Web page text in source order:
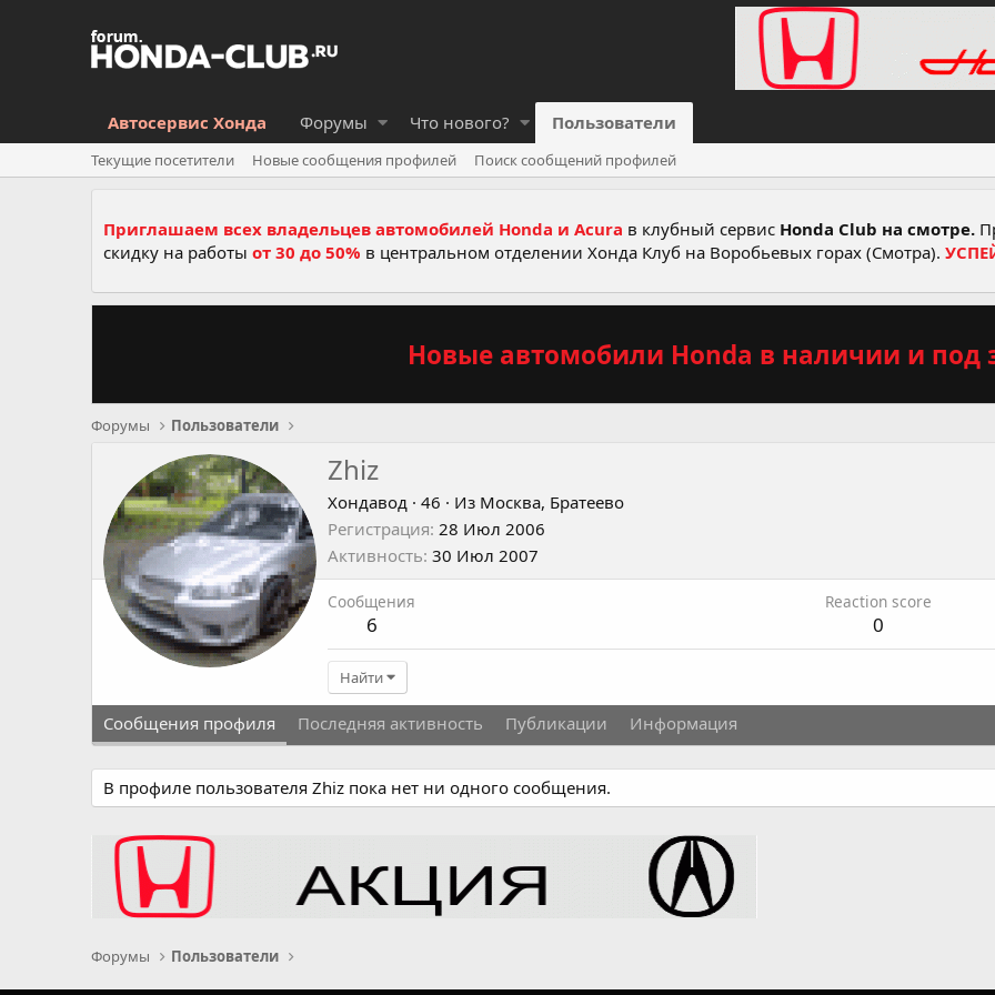
Автосервис Хонда Форумы Что нового? Пользователи
Текущие посетители Новые сообщения профилей Поиск сообщений профилей
Приглашаем всех владельцев автомобилей Honda и Acura в клубный сервис Honda Club на смотре.
скидку на работы от 30 до 50% в центральном отделении Хонда Клуб на Воробьевых горах (Смотра).
Новые автомобили Honda в наличии и под
Форумы Пользователи
Zhiz
Хондавод · 46 · Из Москва, Братеево
Регистрация 28 Июл 2006
Активность 30 Июл 2007
Сообщения
6
Reaction score
0
Найти
Сообщения профиля Последняя активность Публикации Информация
В профиле пользователя Zhiz пока нет ни одного сообщения.
Форумы Пользователи